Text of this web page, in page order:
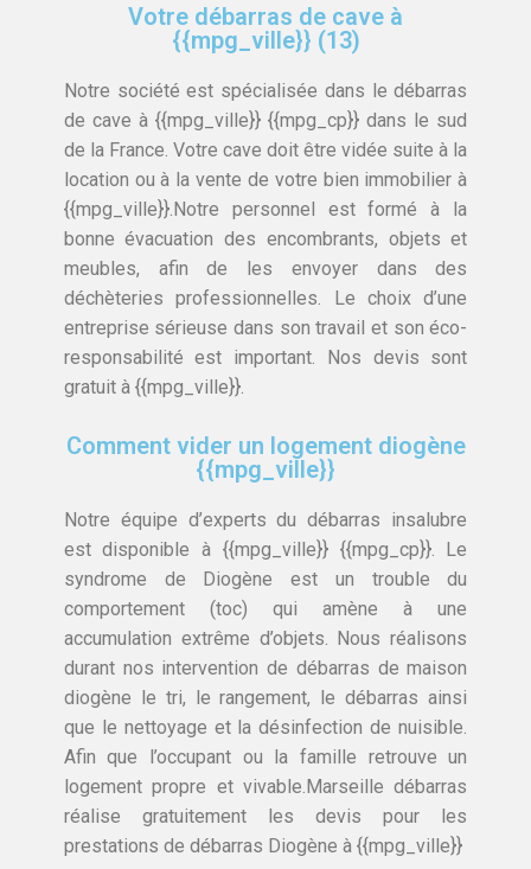
Votre débarras de cave à
{{mpg_ville}} (13)
Notre société est spécialisée dans le débarras
de cave à {{mpg_ville}} {{mpg_cp}} dans le sud
de la France. Votre cave doit être vidée suite à la
location ou à la vente de votre bien immobilier à
{{mpg_ville}}.Notre personnel est formé à la
bonne évacuation des encombrants, objets et
meubles, afin de les envoyer dans des
déchèteries professionnelles. Le choix d’une
entreprise sérieuse dans son travail et son éco-
responsabilité est important. Nos devis sont
gratuit à {{mpg_ville}}.
Comment vider un logement diogène
{{mpg_ville}}
Notre équipe d’experts du débarras insalubre
est disponible à {{mpg_ville}} {{mpg_cp}}. Le
syndrome de Diogène est un trouble du
comportement (toc) qui amène à une
accumulation extrême d’objets. Nous réalisons
durant nos intervention de débarras de maison
diogène le tri, le rangement, le débarras ainsi
que le nettoyage et la désinfection de nuisible.
Afin que l’occupant ou la famille retrouve un
logement propre et vivable.Marseille débarras
réalise gratuitement les devis pour les
prestations de débarras Diogène à {{mpg_ville}}